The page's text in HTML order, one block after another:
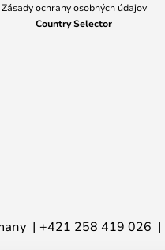
Zásady ochrany osobných údajov
Country Selector
+421 258 419 026